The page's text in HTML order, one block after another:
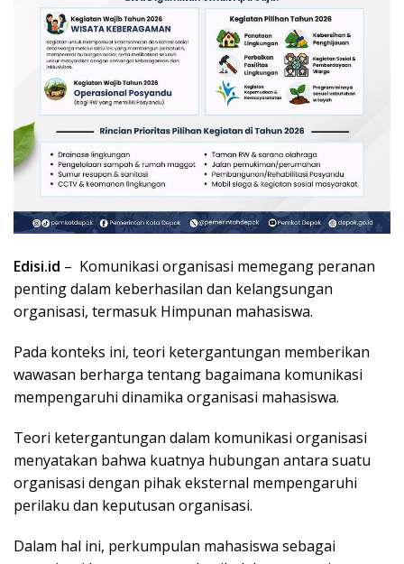
Edisi.id – Komunikasi organisasi memegang peranan
penting dalam keberhasilan dan kelangsungan
organisasi, termasuk Himpunan mahasiswa.
Pada konteks ini, teori ketergantungan memberikan
wawasan berharga tentang bagaimana komunikasi
mempengaruhi dinamika organisasi mahasiswa.
Teori ketergantungan dalam komunikasi organisasi
menyatakan bahwa kuatnya hubungan antara suatu
organisasi dengan pihak eksternal mempengaruhi
perilaku dan keputusan organisasi.
Dalam hal ini, perkumpulan mahasiswa sebagai